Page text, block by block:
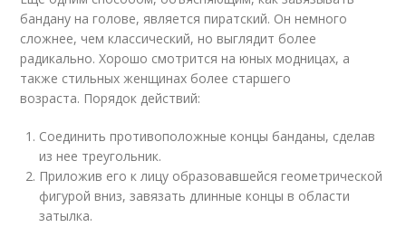
бандану на голове, является пиратский. Он немного
сложнее, чем классический, но выглядит более
радикально. Хорошо смотрится на юных модницах, а
также стильных женщинах более старшего
возраста. Порядок действий:
Соединить противоположные концы банданы, сделав
из нее треугольник.
Приложив его к лицу образовавшейся геометрической
фигурой вниз, завязать длинные концы в области
затылка.